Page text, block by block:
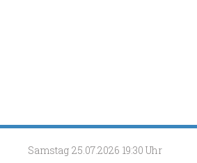
Samstag 25.07.2026 19:30 Uhr